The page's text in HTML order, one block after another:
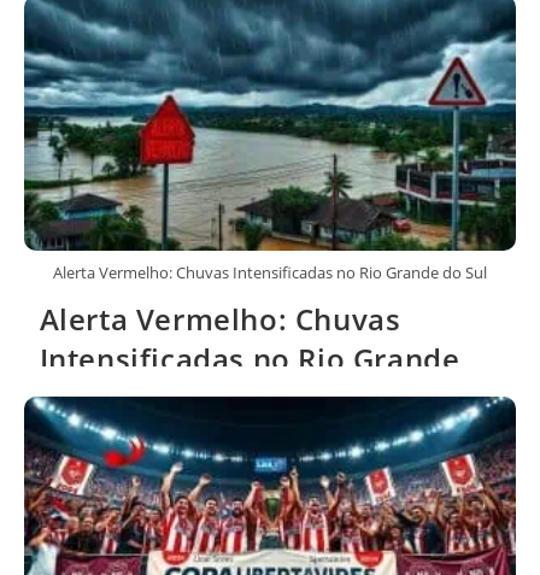
Alerta Vermelho: Chuvas Intensificadas no Rio Grande do Sul
Alerta Vermelho: Chuvas
Intensificadas no Rio Grande
do Sul